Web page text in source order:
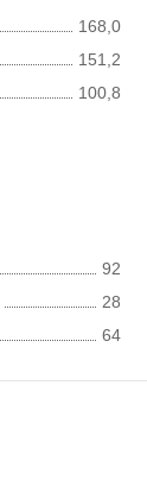
168,0
151,2
100,8
92
28
64